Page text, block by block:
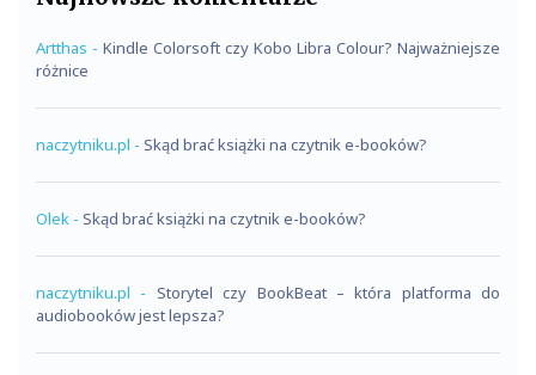
Artthas - Kindle Colorsoft czy Kobo Libra Colour? Najważniejsze
różnice
naczytniku.pl - Skąd brać książki na czytnik e-booków?
Olek - Skąd brać książki na czytnik e-booków?
naczytniku.pl - Storytel czy BookBeat – która platforma do
audiobooków jest lepsza?